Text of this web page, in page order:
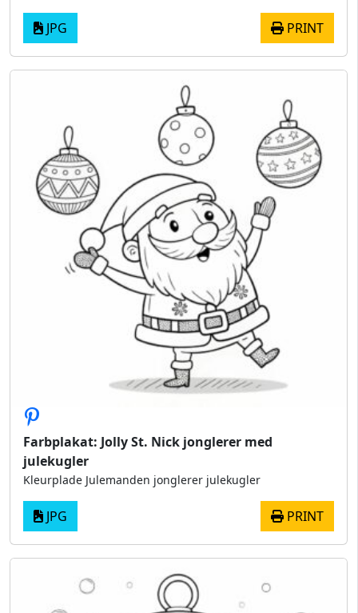
JPG PRINT
Farbplakat: Jolly St. Nick jonglerer med
julekugler
Kleurplade Julemanden jonglerer julekugler
JPG PRINT